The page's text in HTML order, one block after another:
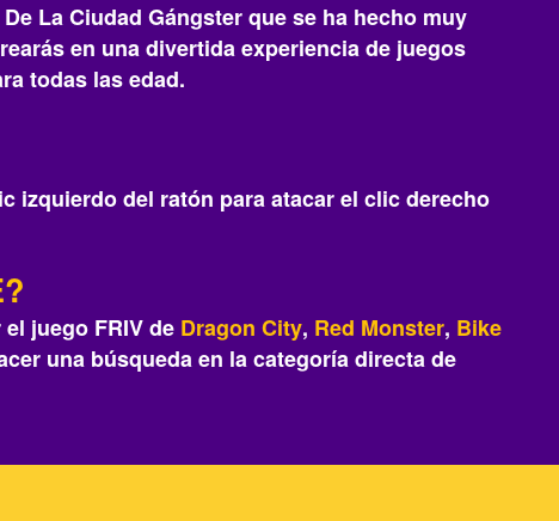
La Ciudad Gángster que se ha hecho muy
en una divertida experiencia de juegos
todas las edad.
izquierdo del ratón para atacar el clic derecho
juego FRIV de Dragon City, Red Monster, Bike
una búsqueda en la categoría directa de